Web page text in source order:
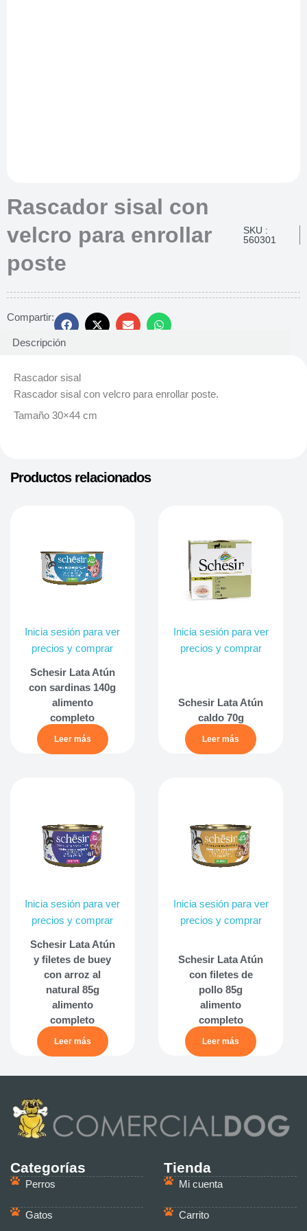
Rascador sisal con
velcro para enrollar
poste
SKU :
560301
Compartir:
Descripción
Rascador sisal
Rascador sisal con velcro para enrollar poste.
Tamaño 30×44 cm
Productos relacionados
Inicia sesión para ver
precios y comprar
Schesir Lata Atún
con sardinas 140g
alimento
completo
Leer más
Inicia sesión para ver
precios y comprar
Schesir Lata Atún
caldo 70g
Leer más
Inicia sesión para ver
precios y comprar
Schesir Lata Atún
y filetes de buey
con arroz al
natural 85g
alimento
completo
Leer más
Inicia sesión para ver
precios y comprar
Schesir Lata Atún
con filetes de
pollo 85g
alimento
completo
Leer más
Categorías
Perros
Gatos
Tienda
Mi cuenta
Carrito